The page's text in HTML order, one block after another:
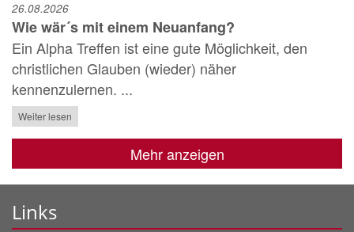
26.08.2026
Wie wär´s mit einem Neuanfang?
Ein Alpha Treffen ist eine gute Möglichkeit, den
christlichen Glauben (wieder) näher
kennenzulernen. ...
Weiter lesen
Mehr anzeigen
Links